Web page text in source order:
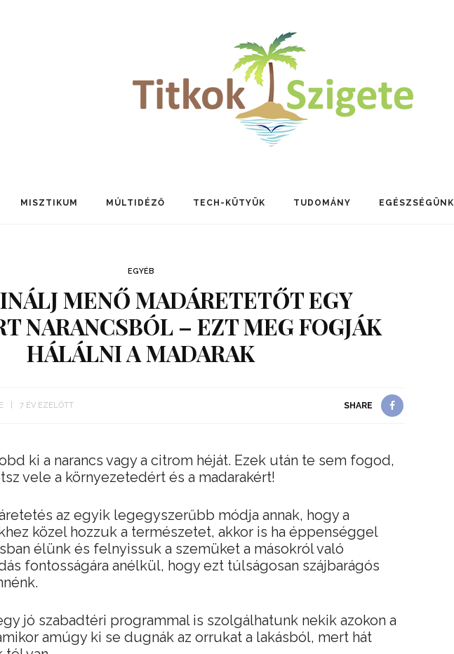
MISZTIKUM MÚLTIDÉZŐ TECH-KÜTYÜK TUDOMÁNY EGÉSZSÉGÜNK
EGYÉB
MENŐ MADÁRETETŐT EGY
NARANCSBÓL – EZT MEG FOGJÁK
HÁLÁLNI A MADARAK
7 ÉV EZELŐTT SHARE
ki a narancs vagy a citrom héját. Ezek után te sem fogod,
vele a környezetedért és a madarakért!
az egyik legegyszerűbb módja annak, hogy a
közel hozzuk a természetet, akkor is ha éppenséggel
élünk és felnyissuk a szemüket a másokról való
fontosságára anélkül, hogy ezt túlságosan szájbarágós
jó szabadtéri programmal is szolgálhatunk nekik azokon a
amúgy ki se dugnák az orrukat a lakásból, mert hát